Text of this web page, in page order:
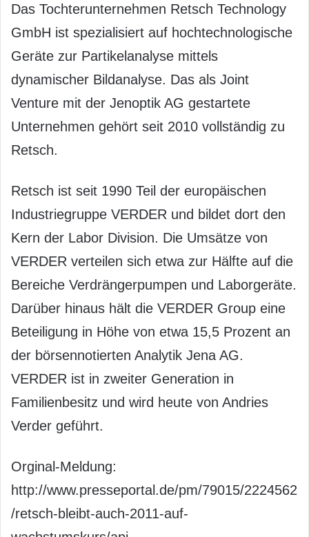
Das Tochterunternehmen Retsch Technology
GmbH ist spezialisiert auf hochtechnologische
Geräte zur Partikelanalyse mittels
dynamischer Bildanalyse. Das als Joint
Venture mit der Jenoptik AG gestartete
Unternehmen gehört seit 2010 vollständig zu
Retsch.
Retsch ist seit 1990 Teil der europäischen
Industriegruppe VERDER und bildet dort den
Kern der Labor Division. Die Umsätze von
VERDER verteilen sich etwa zur Hälfte auf die
Bereiche Verdrängerpumpen und Laborgeräte.
Darüber hinaus hält die VERDER Group eine
Beteiligung in Höhe von etwa 15,5 Prozent an
der börsennotierten Analytik Jena AG.
VERDER ist in zweiter Generation in
Familienbesitz und wird heute von Andries
Verder geführt.
Orginal-Meldung:
http://www.presseportal.de/pm/79015/2224562
/retsch-bleibt-auch-2011-auf-